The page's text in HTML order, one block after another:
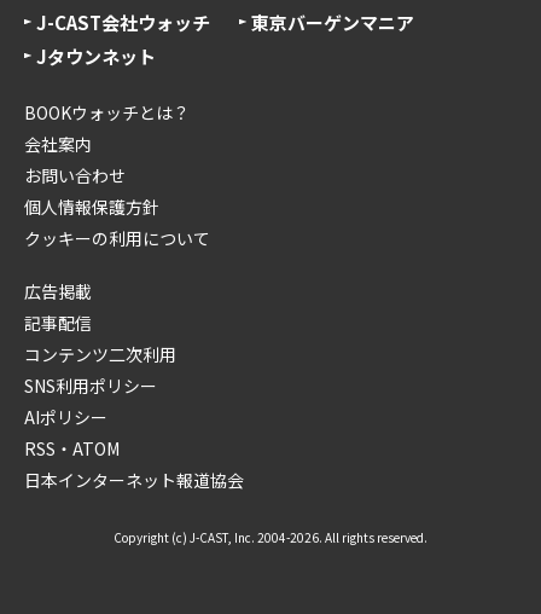
J-CAST会社ウォッチ
東京バーゲンマニア
Jタウンネット
BOOKウォッチとは？
会社案内
お問い合わせ
個人情報保護方針
クッキーの利用について
広告掲載
記事配信
コンテンツ二次利用
SNS利用ポリシー
AIポリシー
RSS・ATOM
日本インターネット報道協会
Copyright (c) J-CAST, Inc. 2004-2026. All rights reserved.